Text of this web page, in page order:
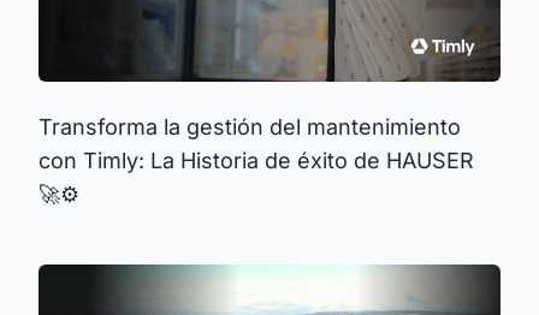
Transforma la gestión del mantenimiento
con Timly: La Historia de éxito de HAUSER
🚀⚙️